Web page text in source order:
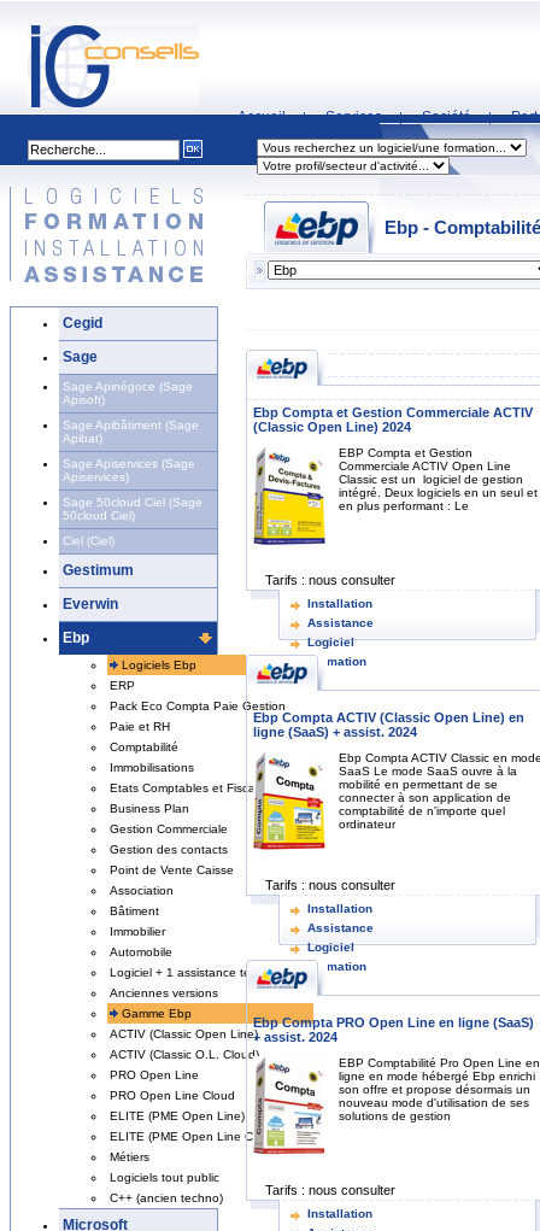
Accueil | Services | Société |
Cegid
Sage
Sage Apinégoce (Sage
Apisoft)
Sage Apibâtiment (Sage
Apibat)
Sage Apiservices (Sage
Apiservices)
Sage 50cloud Ciel (Sage
50cloud Ciel)
Ciel (Ciel)
Gestimum
Everwin
Ebp
Logiciels Ebp
ERP
Pack Eco Compta Paie Gestion
Paie et RH
Comptabilité
Immobilisations
Etats Comptables et Fiscaux
Business Plan
Gestion Commerciale
Gestion des contacts
Point de Vente Caisse
Association
Bâtiment
Immobilier
Automobile
Logiciel + 1 assistance tel
Anciennes versions
Gamme Ebp
ACTIV (Classic Open Line)
ACTIV (Classic O.L. Cloud)
PRO Open Line
PRO Open Line Cloud
ELITE (PME Open Line)
ELITE (PME Open Line Cloud)
Métiers
Logiciels tout public
C++ (ancien techno)
Microsoft
Ebp - Comptabilité
Ebp Compta et Gestion Commerciale ACTIV
(Classic Open Line) 2024
EBP Compta et Gestion
Commerciale ACTIV Open Line
Classic est un logiciel de gestion
intégré. Deux logiciels en un seul et
en plus performant : Le
Tarifs : nous consulter
Installation
Assistance
Logiciel
Formation
Ebp Compta ACTIV (Classic Open Line) en
ligne (SaaS) + assist. 2024
Ebp Compta ACTIV Classic en
SaaS Le mode SaaS ouvre à la
mobilité en permettant de se
connecter à son application de
comptabilité de n'importe quel
ordinateur
Tarifs : nous consulter
Installation
Assistance
Logiciel
Formation
Ebp Compta PRO Open Line en ligne (SaaS)
+ assist. 2024
EBP Comptabilité Pro Open Line en
ligne en mode hébergé Ebp enrichi
son offre et propose désormais un
nouveau mode d'utilisation de ses
solutions de gestion
Tarifs : nous consulter
Installation